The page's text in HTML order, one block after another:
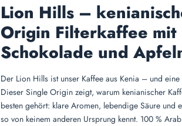
Lion Hills –
Origin Filterkaffee mit
Schokolade und
Der Lion Hills ist unser Kaffee aus Kenia – und
Dieser Single Origin zeigt, warum kenianischer
besten gehört: klare Aromen, lebendige Säure und
so von keinem anderen Ursprung kennt. 100 %